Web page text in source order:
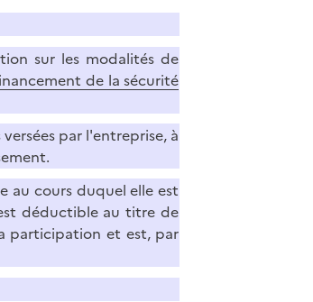
sur les modalités de
de la sécurité
par l'entreprise, à
au cours duquel elle est
déductible au titre de
participation et est, par